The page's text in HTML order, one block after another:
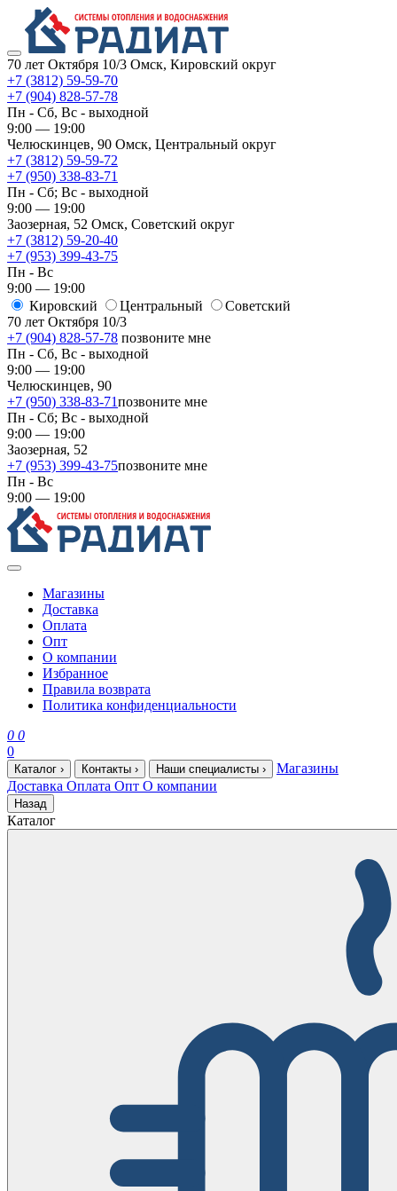
70 лет Октября 10/3 Омск, Кировский округ
+7 (3812) 59-59-70
+7 (904) 828-57-78
Пн - Сб, Вс - выходной
9:00 — 19:00
Челюскинцев, 90 Омск, ​Центральный округ
+7 (3812) 59-59-72
+7 (950) 338-83-71
Пн - Сб; Вс - выходной
9:00 — 19:00
Заозерная, 52 Омск, ​Советский округ
+7 (3812) 59-20-40
+7 (953) 399-43-75
Пн - Вс
9:00 — 19:00
Кировский
​Центральный
​Советский
70 лет Октября 10/3
+7 (904) 828-57-78 позвоните мне
Пн - Сб, Вс - выходной
9:00 — 19:00
Челюскинцев, 90
+7 (950) 338-83-71позвоните мне
Пн - Сб; Вс - выходной
9:00 — 19:00
Заозерная, 52
+7 (953) 399-43-75позвоните мне
Пн - Вс
9:00 — 19:00
Магазины
Доставка
Оплата
Опт
О компании
Избранное
Правила возврата
Политика конфиденциальности
0 0
0
Каталог › Контакты › Наши специалисты ›
Магазины
Доставка Оплата Опт О компании
Назад
Каталог